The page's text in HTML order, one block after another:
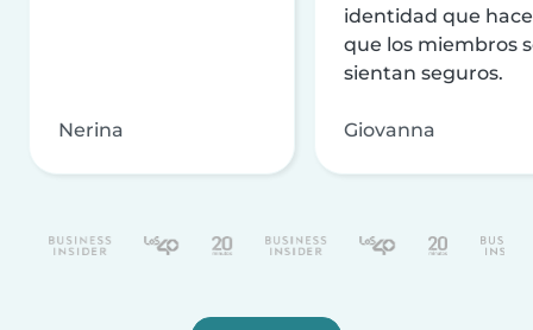
Nerina
identidad que
que los miembros
sientan seguros.
Giovanna